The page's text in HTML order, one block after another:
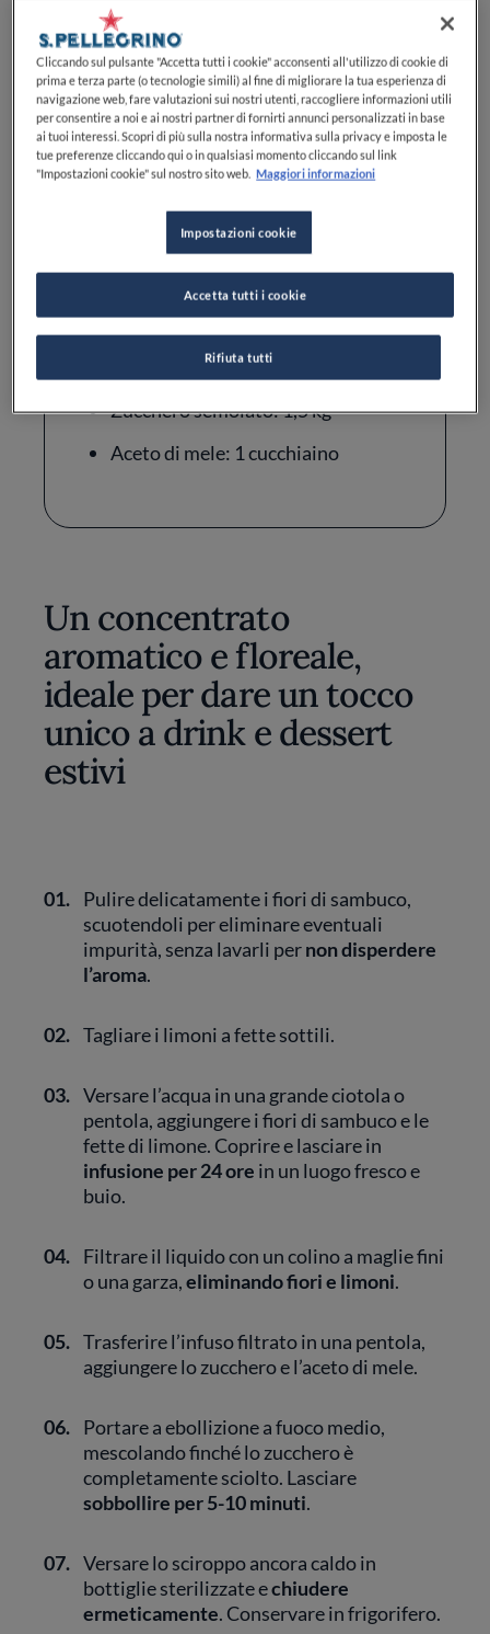
FACILE
Ingredienti
Acqua: 800 ml
Limoni (non trattati): 3
Zucchero semolato: 1,5 kg
Aceto di mele: 1 cucchiaino
Un concentrato
aromatico e floreale,
ideale per dare un tocco
unico a drink e dessert
estivi
01. Pulire delicatamente i fiori di sambuco,
scuotendoli per eliminare eventuali
impurità, senza lavarli pernon disperdere
l’aroma.
02. Tagliare i limoni a fette sottili.
03. Versare l’acqua in una grande ciotola o
pentola, aggiungere i fiori di sambuco e le
fette di limone. Coprire e lasciare in
infusione per 24 ore in un luogo fresco e
buio.
04. Filtrare il liquido con un colino a maglie fini
o una garza,eliminando fiori e limoni.
05. Trasferire l’infuso filtrato in una pentola,
aggiungere lo zucchero e l’aceto di mele.
06. Portare a ebollizione a fuoco medio,
mescolando finché lo zucchero è
completamente sciolto. Lasciare
sobbollire per 5-10 minuti.
07. Versare lo sciroppo ancora caldo in
bottiglie sterilizzate echiudere
ermeticamente. Conservare in frigorifero.
Cliccando sul pulsante "Accetta tutti i cookie" acconsenti all'utilizzo di cookie di
prima e terza parte (o tecnologie simili) al fine di migliorare la tua esperienza di
navigazione web, fare valutazioni sui nostri utenti, raccogliere informazioni utili
per consentire a noi e ai nostri partner di fornirti annunci personalizzati in base
ai tuoi interessi. Scopri di più sulla nostra informativa sulla privacy e imposta le
tue preferenze cliccando qui o in qualsiasi momento cliccando sul link
"Impostazioni cookie" sul nostro sito web. Maggiori informazioni
Impostazioni cookie
Rifiuta tutti
Accetta tutti i cookie